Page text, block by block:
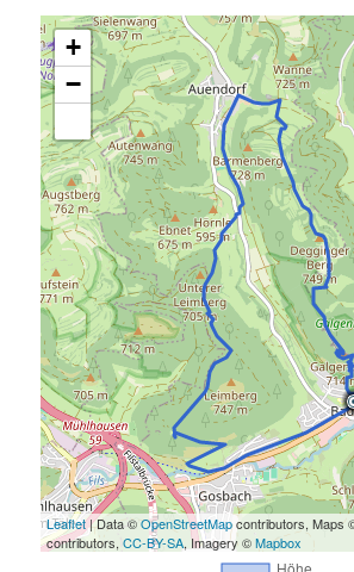
+
−
Leaflet| Data ©OpenStreetMapcontributors, Maps
contributors,CC-BY-SA, Imagery ©Mapbox